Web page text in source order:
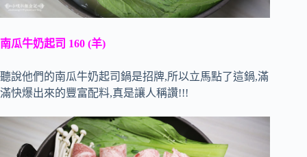
南瓜牛奶起司 160 (羊)
聽說他們的南瓜牛奶起司鍋是招牌,所以立馬點了這鍋,滿
滿快爆出來的豐富配料,真是讓人稱讚!!!